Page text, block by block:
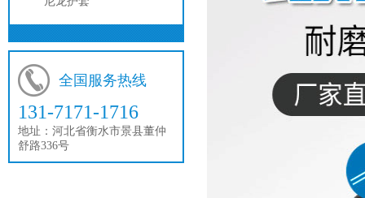
全国服务热线
131-7171-1716
地址： 河北省衡水市景县董仲
舒路336号